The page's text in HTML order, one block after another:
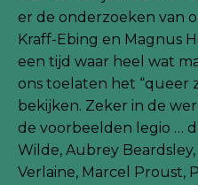
er de onderzoeken van
Kraff-Ebing en Magnus
een tijd waar heel wat
ons toelaten het “queer
bekijken. Zeker in de
de voorbeelden legio …
Wilde, Aubrey
Verlaine, Marcel Proust,